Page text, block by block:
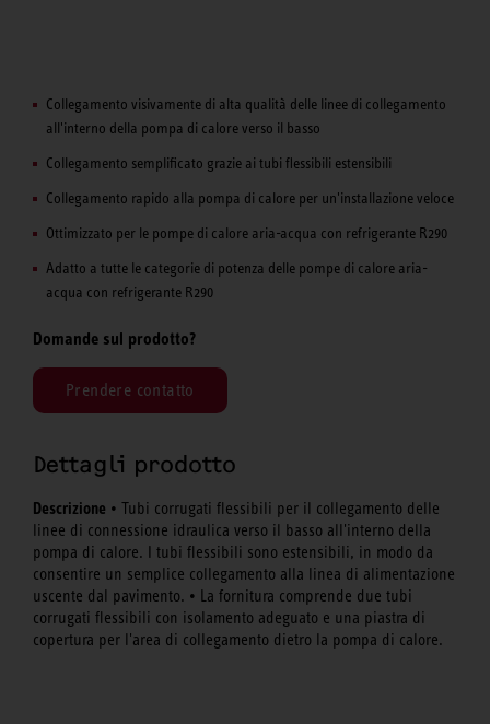
Collegamento visivamente di alta qualità delle linee di collegamento
all'interno della pompa di calore verso il basso
Collegamento semplificato grazie ai tubi flessibili estensibili
Collegamento rapido alla pompa di calore per un'installazione veloce
Ottimizzato per le pompe di calore aria-acqua con refrigerante R290
Adatto a tutte le categorie di potenza delle pompe di calore aria-
acqua con refrigerante R290
Domande sul prodotto?
Prendere contatto
Dettagli prodotto
Descrizione • Tubi corrugati flessibili per il collegamento delle
linee di connessione idraulica verso il basso all'interno della
pompa di calore. I tubi flessibili sono estensibili, in modo da
consentire un semplice collegamento alla linea di alimentazione
uscente dal pavimento. • La fornitura comprende due tubi
corrugati flessibili con isolamento adeguato e una piastra di
copertura per l'area di collegamento dietro la pompa di calore.